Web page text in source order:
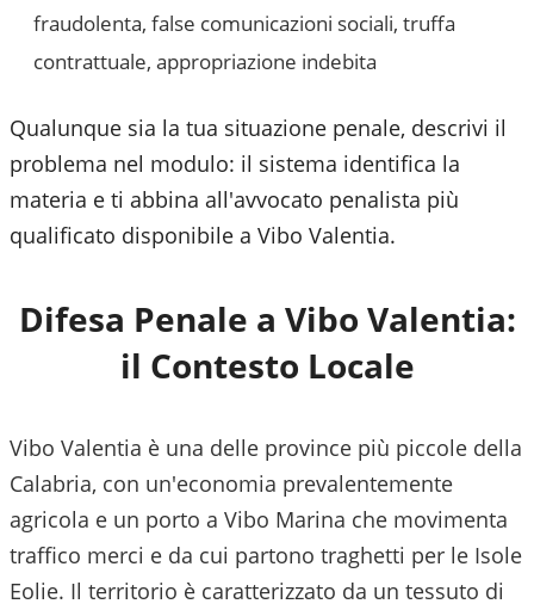
fraudolenta, false comunicazioni sociali, truffa
contrattuale, appropriazione indebita
Qualunque sia la tua situazione penale, descrivi il
problema nel modulo: il sistema identifica la
materia e ti abbina all'avvocato penalista più
qualificato disponibile a Vibo Valentia.
Difesa Penale a Vibo Valentia:
il Contesto Locale
Vibo Valentia è una delle province più piccole della
Calabria, con un'economia prevalentemente
agricola e un porto a Vibo Marina che movimenta
traffico merci e da cui partono traghetti per le Isole
Eolie. Il territorio è caratterizzato da un tessuto di